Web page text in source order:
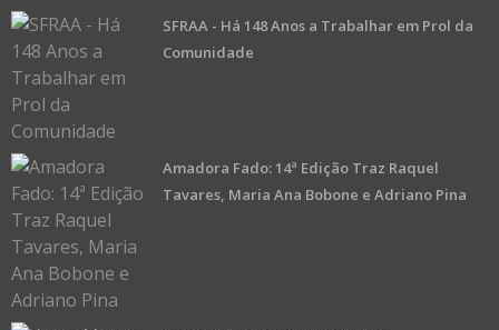
SFRAA - Há 148 Anos a Trabalhar em Prol da
Comunidade
Amadora Fado: 14ª Edição Traz Raquel
Tavares, Maria Ana Bobone e Adriano Pina